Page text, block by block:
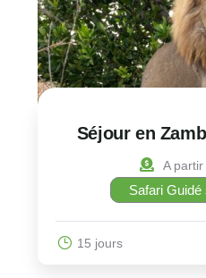
Séjour en
A partir
Safari
15 jours